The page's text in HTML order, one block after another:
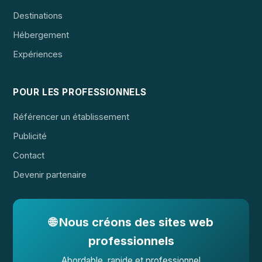
Destinations
Hébergement
Expériences
POUR LES PROFESSIONNELS
Référencer un établissement
Publicité
Contact
Devenir partenaire
🌐 Nous créons des sites web
professionnels